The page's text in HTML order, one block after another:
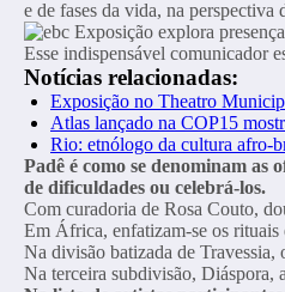
e de fases da vida, na
Esse indispensável comunicador
Notícias relacionadas:
Exposição no Theatro
Atlas lançado na COP15
Rio: etnólogo da cultura afro-
Padê é como se denominam
de dificuldades ou celebrá-los.
Com curadoria de Rosa Couto,
Em África, enfatizam-se os
Na divisão batizada de Travessia,
Na terceira subdivisão, Diáspora,